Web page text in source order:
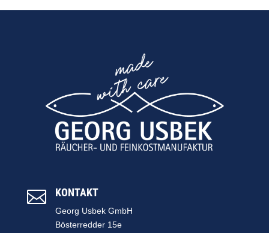
 KONTAKT
Georg Usbek GmbH
Bösterredder 15e